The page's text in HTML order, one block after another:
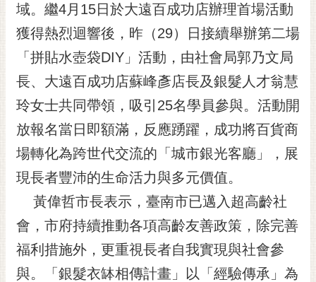
市政資訊
市民互動
黃
偉
哲
螢
光
桐
花
祭
域。繼4月15日於大遠百成功店辦理首場活動
獲得熱烈迴響後，昨（29）日接續舉辦第二場
「拼貼水壺袋DIY」活動，由社會局郭乃文局
長、大遠百成功店蘇峰彥店長及銀髮人才翁慧
玲女士共同帶領，吸引25名學員參與。活動開
放報名當日即額滿，反應踴躍，成功將百貨商
場轉化為跨世代交流的「城市銀光客廳」，展
現長者豐沛的生命活力與多元價值。
黃偉哲市長表示，臺南市已邁入超高齡社
會，市府持續推動各項高齡友善政策，除完善
福利措施外，更重視長者自我實現與社會參
與。「銀髮衣缽相傳計畫」以「經驗傳承」為